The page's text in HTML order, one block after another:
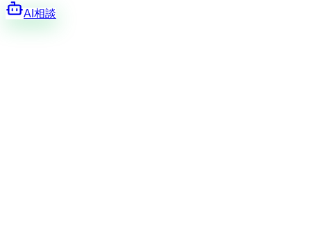
AI相談